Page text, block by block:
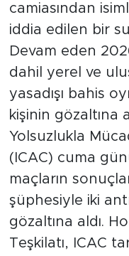
camiasından
iddia edilen bir
Devam eden
dahil yerel ve
yasadışı bahis
kişinin gözaltına
Yolsuzlukla
(ICAC) cuma
maçların
şüphesiyle iki
gözaltına aldı.
Teşkilatı, ICAC